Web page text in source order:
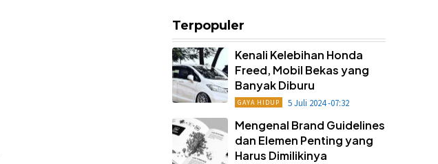
Terpopuler
Kenali Kelebihan Honda
Freed, Mobil Bekas yang
Banyak Diburu
GAYA HIDUP 5 Juli 2024 -07:32
Mengenal Brand Guidelines
dan Elemen Penting yang
Harus Dimilikinya